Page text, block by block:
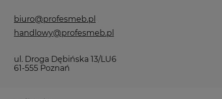
biuro@profesmeb.pl
handlowy@profesmeb.pl
ul. Droga Dębińska 13/LU6
61-555 Poznań